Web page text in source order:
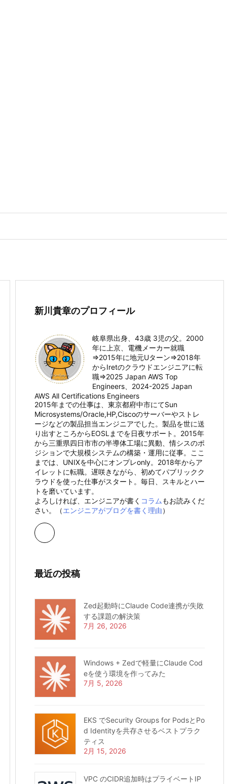
新川貴章のプロフィール
岐阜県出身、43歳 3児の父。2000
年に上京、電機メーカー就職
⇒2015年に地元Uターン⇒2018年
からIretのクラウドエンジニアに転
職⇒2025 Japan AWS Top
Engineers、2024-2025 Japan
AWS All Certifications Engineers
2015年までの仕事は、東京都府中市にてSun
Microsystems/Oracle,HP,Ciscoのサーバーやストレ
ージなどの製品担当エンジニアでした。製品を世に送
り出すところからEOSLまでを日夜サポート。2015年
から三重県四日市市の半導体工場に異動、情シスのポ
ジションで大規模システムの構築・運用に従事。ここ
までは、UNIXを中心にオンプレonly。2018年からア
イレットに転職。遅咲きながら、初めてパブリックク
ラウドを使った仕事がスタート。毎日、スキルとハー
トを磨いています。
よろしければ、エンジニアが書く コラム もお読みくだ
さい。（エンジニアがブログを書く理由）
最近の投稿
Zed起動時にClaude Code連携が失敗
する課題の解決策
7月 26, 2026
Windows + Zedで軽量にClaude Cod
eを使う環境を作ってみた
7月 5, 2026
EKS でSecurity Groups for PodsとPo
d Identityを共存させるベストプラク
ティス
2月 15, 2026
VPC のCIDR追加時はプライベートIP